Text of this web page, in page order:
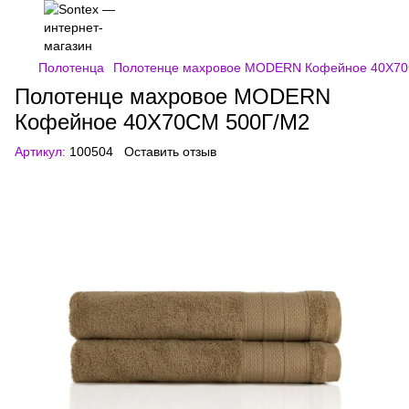
Полотенца Полотенце махровое MODERN Кофейное
Полотенце махровое MODERN
Кофейное 40Х70СМ 500Г/М2
Артикул: 100504 Оставить отзыв